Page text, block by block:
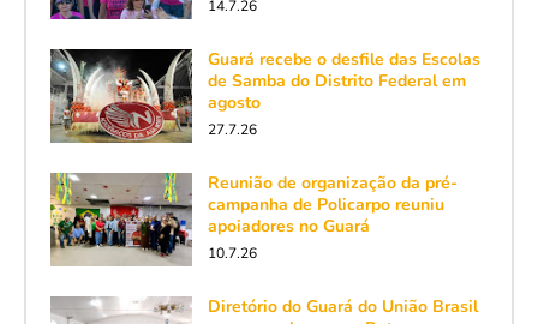
14.7.26
Guará recebe o desfile das Escolas
de Samba do Distrito Federal em
agosto
27.7.26
Reunião de organização da pré-
campanha de Policarpo reuniu
apoiadores no Guará
10.7.26
Diretório do Guará do União Brasil